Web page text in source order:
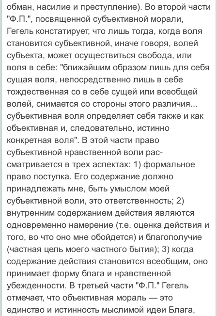
обман, насилие и преступление). Во второй части
"Ф.П.", посвященной субъективной морали,
Гегель констатирует, что лишь тогда, когда воля
становится субъективной, иначе говоря, волей
субъекта, может осуществиться свобода, или
воля в себе: "ближайшим образом лишь для себя
сущая воля, непосредственно лишь в себе
тождественная со в себе сущей или всеоб­щей
волей, снимается со стороны этого различия...
субъективная воля определяет себя также и как
объек­тивная и, следовательно, истинно
конкретная воля". В этой части право
субъективной нравственной воли рас­
сматривается в трех аспектах: 1) формальное
право по­ступка. Его содержание должно
принадлежать мне, быть умыслом моей
субъективной воли, это ответст­венность; 2)
внутренним содержанием действия явля­ются
одновременно намерение (т.е. оценка действия и
того, во что оно мне обойдется) и благополучие
(част­ная цель моего частного бытия); 3) когда
содержание действия становится всеобщим, оно
принимает форму блага и нравственной
убежденности. В третьей части "Ф.П." Гегель
отмечает, что объективная мораль — это
единство и истинность мыслимой идеи Блага,